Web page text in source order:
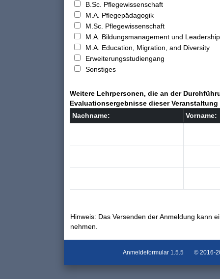
B.Sc. Pflegewissenschaft
M.A. Pflegepädagogik
M.Sc. Pflegewissenschaft
M.A. Bildungsmanagement und
M.A. Education, Migration, and Diversity
Erweiterungsstudiengang
Sonstiges
Weitere Lehrpersonen, die an der
Evaluationsergebnisse dieser
Nachname:
Vorname:
Hinweis: Das Versenden der Anmeldung kann
nehmen.
Anmeldeformular 1.5.5 © 2016-